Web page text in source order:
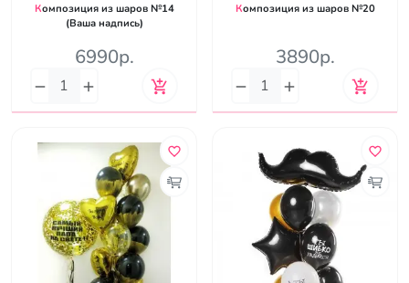
Композиция из шаров №14
(Ваша надпись)
6990р.
Композиция из шаров №20
3890р.